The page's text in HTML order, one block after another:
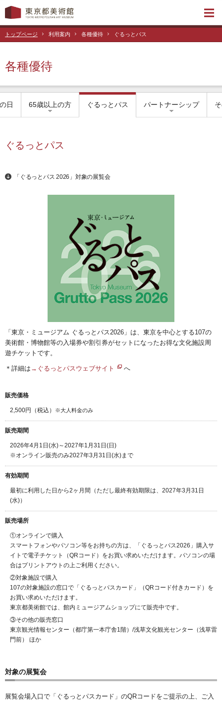
トップページ 利用案内 各種優待 ぐるっとパス
各種優待
日 65歳以上の方 ぐるっとパス パートナーシップ
ぐるっとパス
「ぐるっとパス 2026」対象の展覧会
「東京・ミュージアム ぐるっとパス2026」は、東京を中心とする107の
美術館・博物館等の入場券や割引券がセットになったお得な文化施設周
遊チケットです。
＊詳細は →ぐるっとパスウェブサイト へ
販売価格
2,500円（税込） ※大人料金のみ
販売期間
2026年4月1日(水)～2027年1月31日(日)
※オンライン販売のみ2027年3月31日(水)まで
有効期間
最初に利用した日から2ヶ月間（ただし最終有効期限は、2027年3月31日
(水)）
販売場所
①オンラインで購入
スマートフォンやパソコン等をお持ちの方は、「ぐるっとパス2026」購入サ
イトで電子チケット（QRコード）をお買い求めいただけます。パソコンの場
合はプリントアウトの上ご利用ください。
②対象施設で購入
107の対象施設の窓口で「ぐるっとパスカード」（QRコード付きカード）を
お買い求めいただけます。
東京都美術館では、館内ミュージアムショップにて販売中です。
③その他の販売窓口
東京観光情報センター（都庁第一本庁舎1階）/浅草文化観光センター（浅草雷
門前） ほか
対象の展覧会
展覧会場入口で「ぐるっとパスカード」のQRコードをご提示の上、ご入